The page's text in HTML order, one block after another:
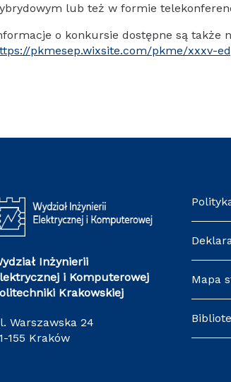
lub też w formie
o konkursie dostępne są także
pkmesep.wixsite.com/pkme/xxxv-
Inżynierii
i Komputerowej
Krakowskiej
Warszawska 24
155 Kraków
Mapa